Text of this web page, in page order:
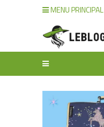
MENU PRINCIPAL